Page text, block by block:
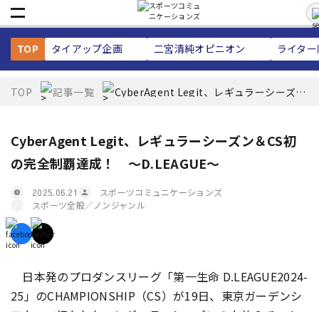
TOP タイアップ企画 二宮清純オピニオン ライタ
TOP 記事一覧 CyberAgent Legit、レギュラーシーズン
CyberAgent Legit、レギュラーシーズン＆CS初
の完全制覇達成！ 〜D.LEAGUE〜
2025.06.21
スポーツコミュニケーションズ
スポーツ全般／ノンジャンル
日本発のプロダンスリーグ「第一生命 D.LEAGUE2024-
25」のCHAMPIONSHIP（CS）が19日、東京ガーデンシ